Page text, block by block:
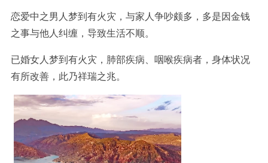
恋爱中之男人梦到有火灾，与家人争吵颇多，多是因金钱
之事与他人纠缠，导致生活不顺。
已婚女人梦到有火灾，肺部疾病、咽喉疾病者，身体状况
有所改善，此乃祥瑞之兆。